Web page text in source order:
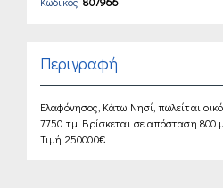
Περιγραφή
Ελαφόνησος, Κάτω Νησί, πωλείται
7750 τμ. Βρίσκεται σε απόσταση
Τιμή 250000€